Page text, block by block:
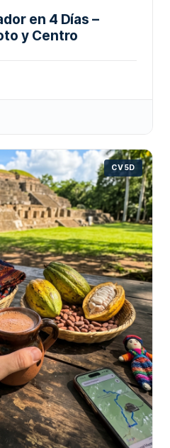
en 4 Días –
y Centro
CV5D